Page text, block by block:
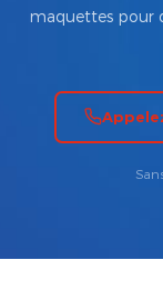
maquettes pour